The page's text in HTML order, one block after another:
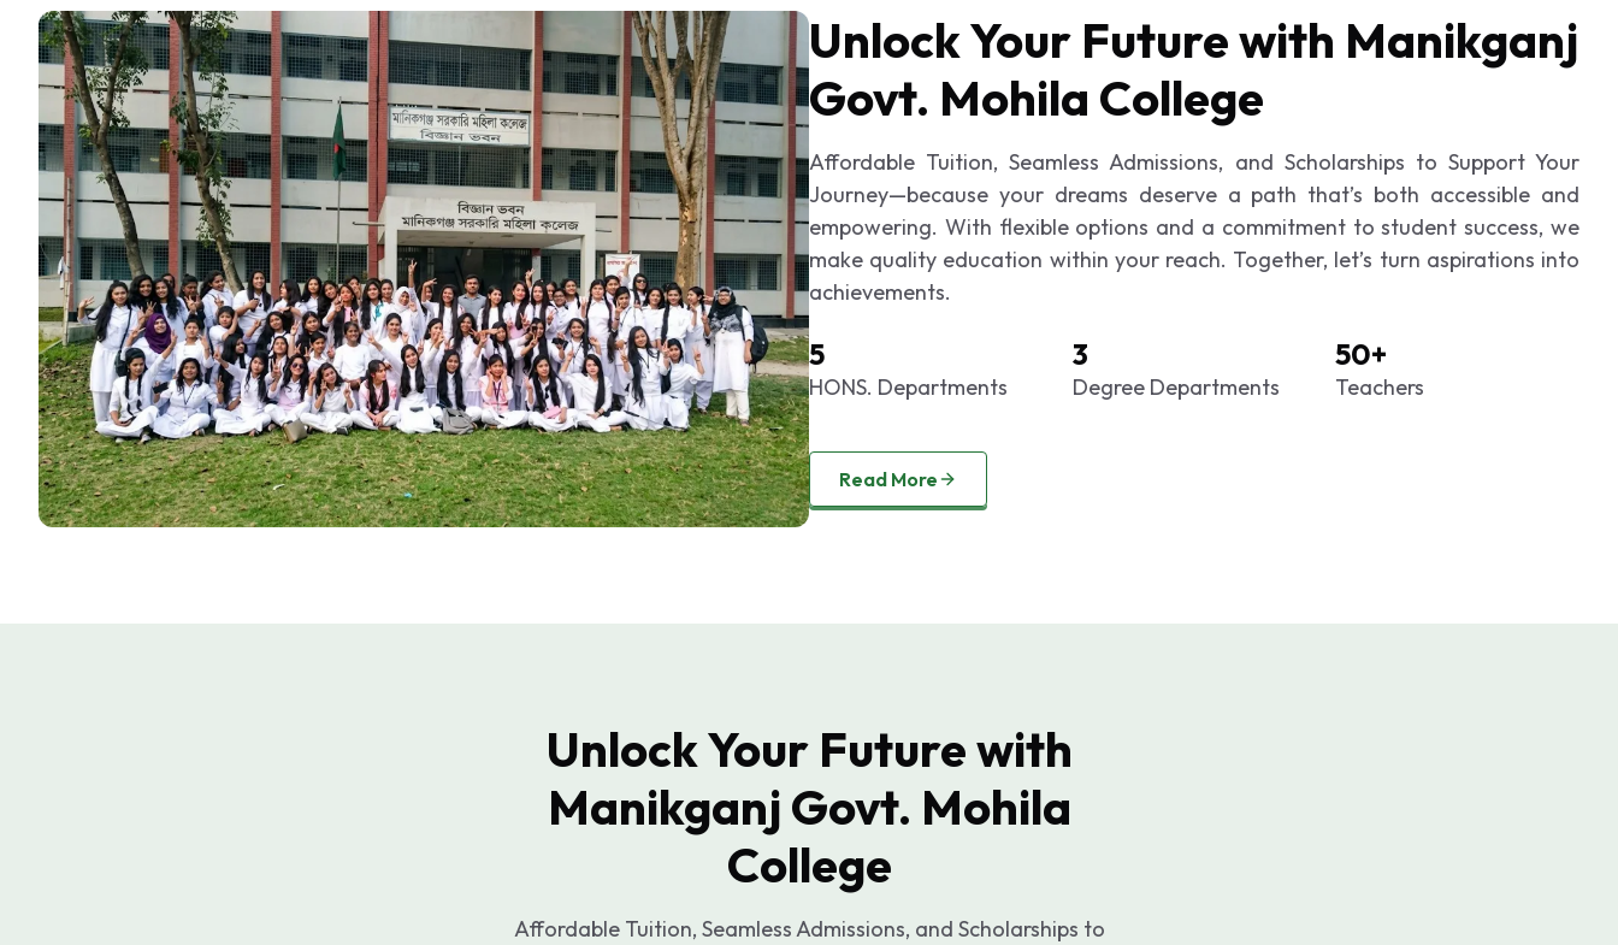
Unlock Your Future with Manikganj
Govt. Mohila College
Affordable Tuition, Seamless Admissions, and Scholarships to Support Your
Journey—because your dreams deserve a path that’s both accessible and
empowering. With flexible options and a commitment to student success, we
make quality education within your reach. Together, let’s turn aspirations into
achievements.
5
HONS. Departments
3
Degree Departments
50+
Teachers
Read More
Unlock Your Future with
Manikganj Govt. Mohila
College
Affordable Tuition, Seamless Admissions, and Scholarships to